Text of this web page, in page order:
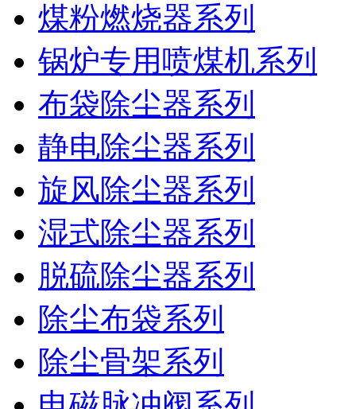
煤粉燃烧器系列
锅炉专用喷煤机系列
布袋除尘器系列
静电除尘器系列
旋风除尘器系列
湿式除尘器系列
脱硫除尘器系列
除尘布袋系列
除尘骨架系列